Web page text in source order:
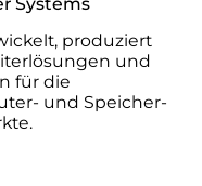
produziert
und
für die
und Speicher-